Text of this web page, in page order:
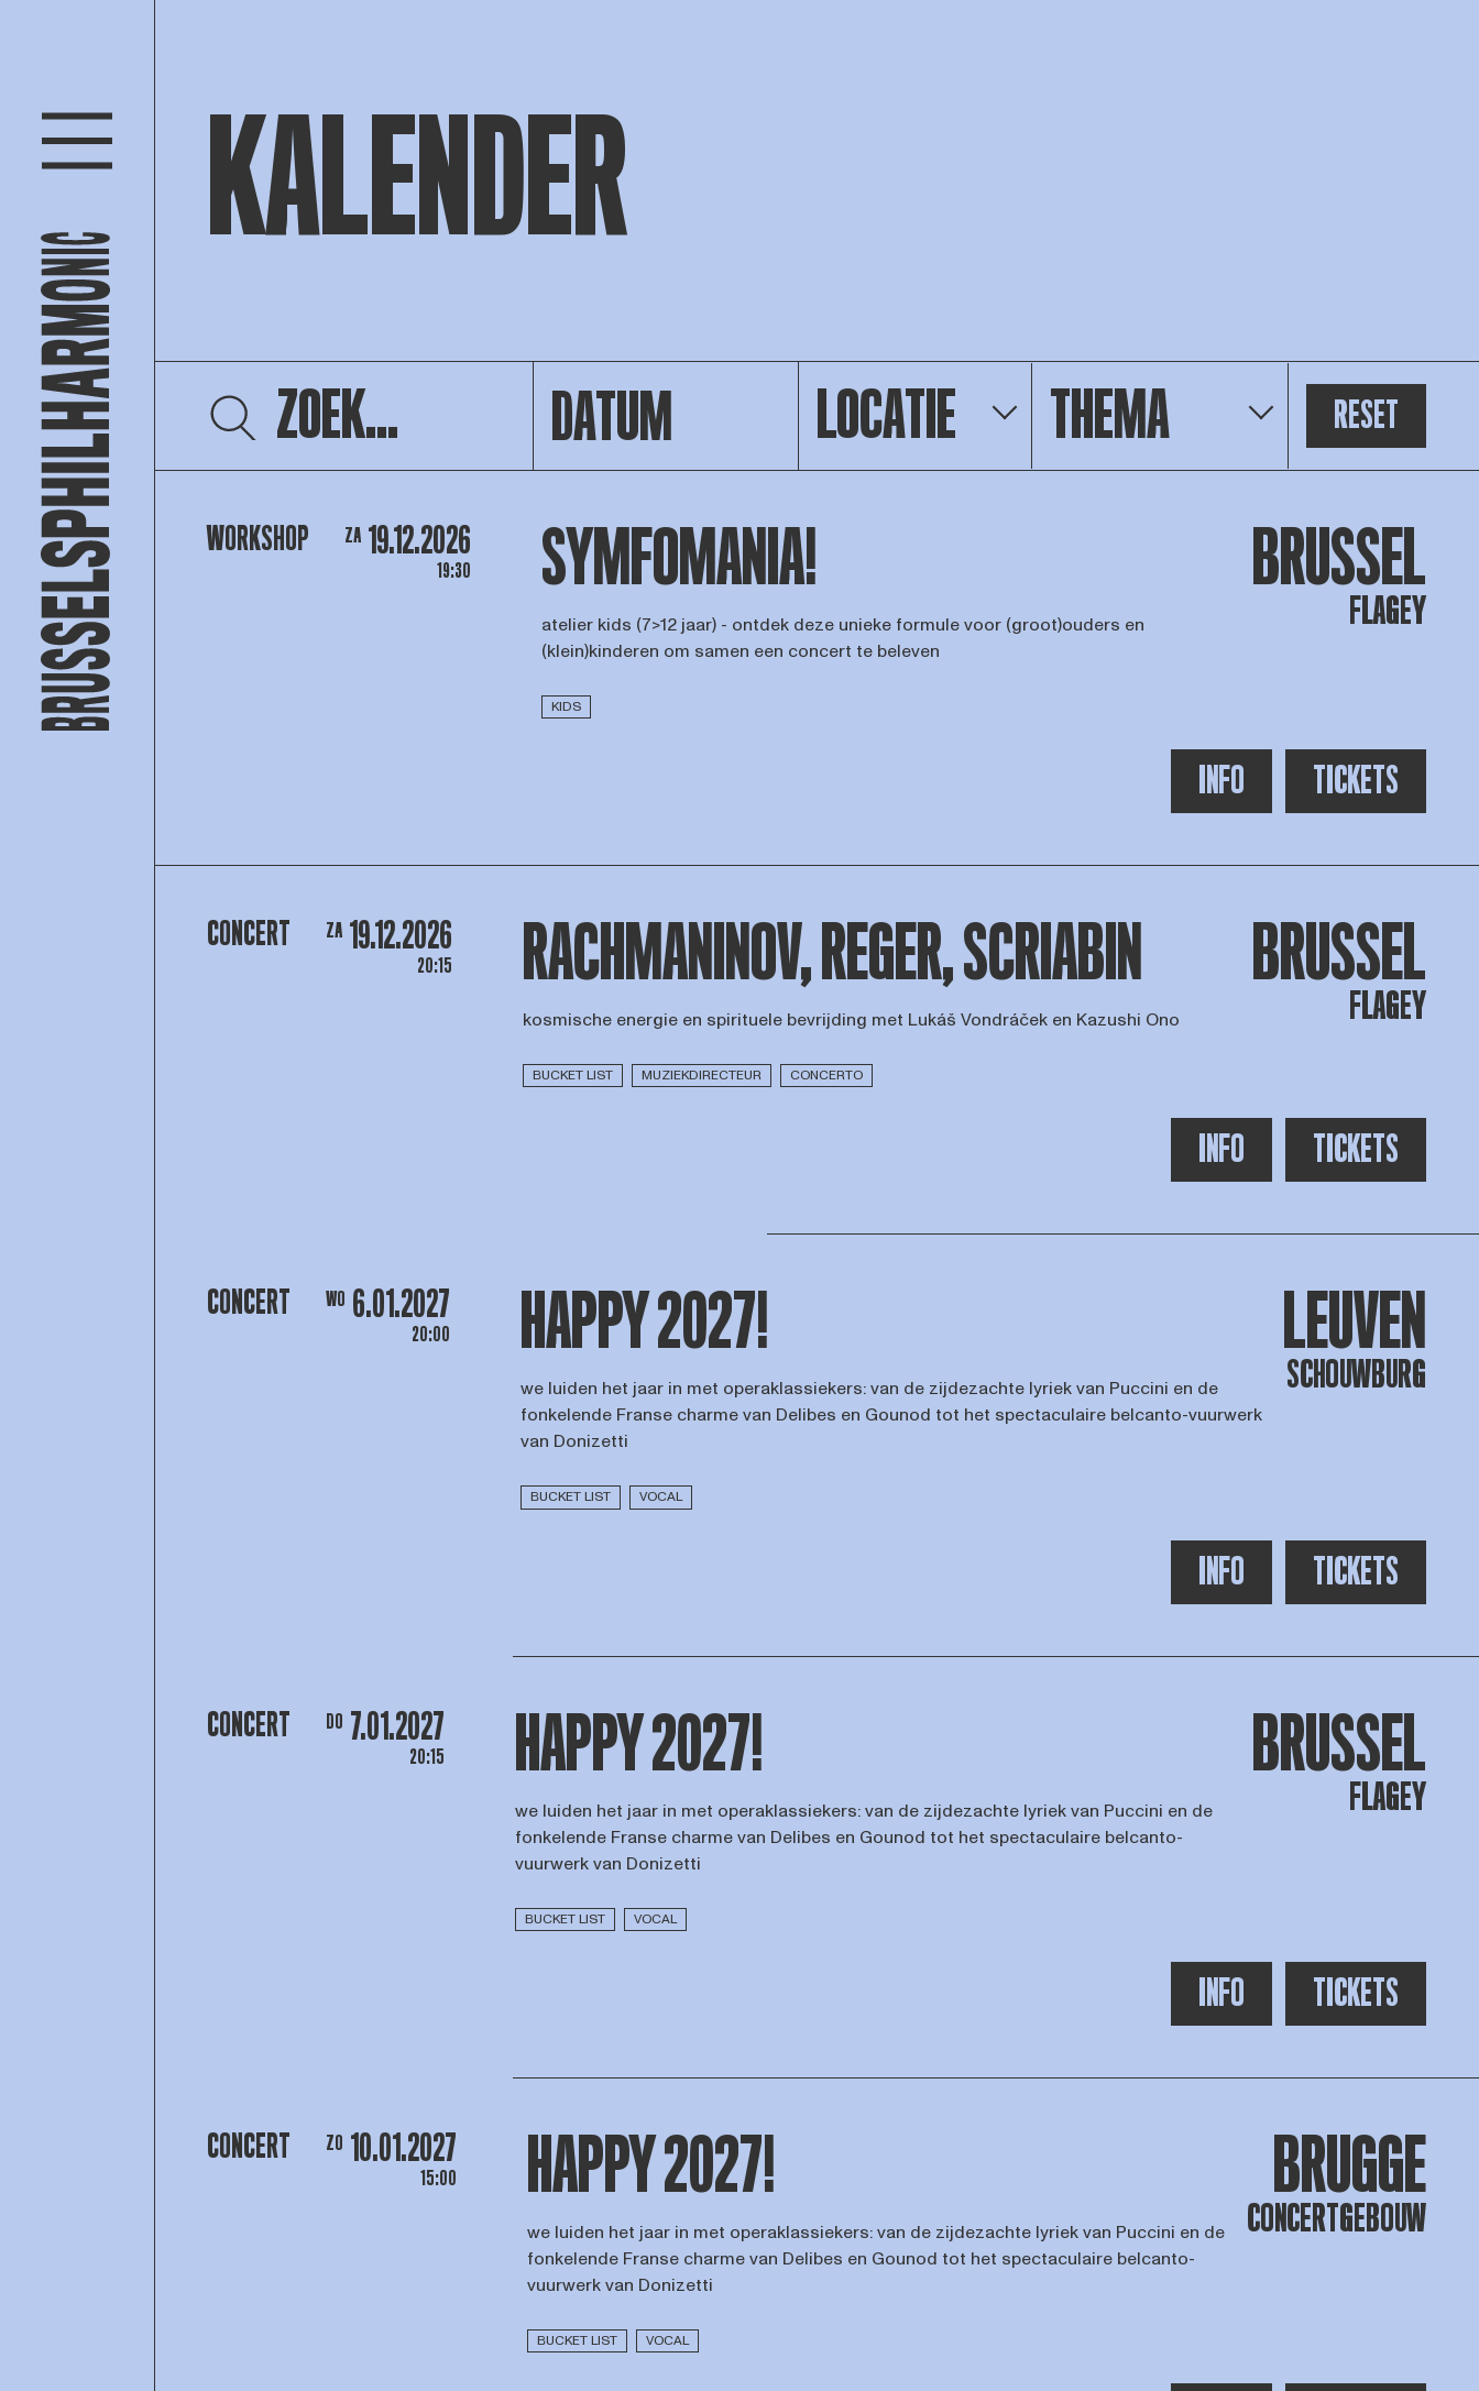
KALENDER
DATUM RESET
WORKSHOP ZA 19.12.2026
19:30 SYMFOMANIA!
atelier kids (7>12 jaar) - ontdek deze unieke formule voor (groot)ouders en
(klein)kinderen om samen een concert te beleven
KIDS
BRUSSEL
FLAGEY
INFO TICKETS
CONCERT ZA 19.12.2026
20:15 RACHMANINOV, REGER, SCRIABIN
kosmische energie en spirituele bevrijding met Lukáš Vondráček en Kazushi Ono
BUCKET LIST MUZIEKDIRECTEUR CONCERTO
BRUSSEL
FLAGEY
INFO TICKETS
CONCERT WO 6.01.2027
20:00 HAPPY 2027!
we luiden het jaar in met operaklassiekers: van de zijdezachte lyriek van Puccini en de
fonkelende Franse charme van Delibes en Gounod tot het spectaculaire belcanto-vuurwerk
van Donizetti
BUCKET LIST VOCAL
LEUVEN
SCHOUWBURG
INFO TICKETS
CONCERT DO 7.01.2027
20:15 HAPPY 2027!
we luiden het jaar in met operaklassiekers: van de zijdezachte lyriek van Puccini en de
fonkelende Franse charme van Delibes en Gounod tot het spectaculaire belcanto-
vuurwerk van Donizetti
BUCKET LIST VOCAL
BRUSSEL
FLAGEY
INFO TICKETS
CONCERT ZO 10.01.2027
15:00 HAPPY 2027!
we luiden het jaar in met operaklassiekers: van de zijdezachte lyriek van Puccini en de
fonkelende Franse charme van Delibes en Gounod tot het spectaculaire belcanto-
vuurwerk van Donizetti
BUCKET LIST VOCAL
BRUGGE
CONCERTGEBOUW